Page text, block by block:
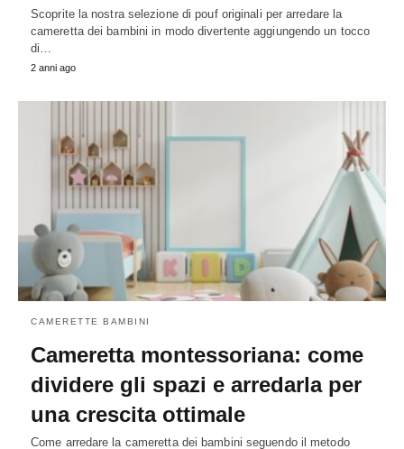
Scoprite la nostra selezione di pouf originali per arredare la
cameretta dei bambini in modo divertente aggiungendo un tocco
di…
2 anni ago
CAMERETTE BAMBINI
Cameretta montessoriana: come
dividere gli spazi e arredarla per
una crescita ottimale
Come arredare la cameretta dei bambini seguendo il metodo